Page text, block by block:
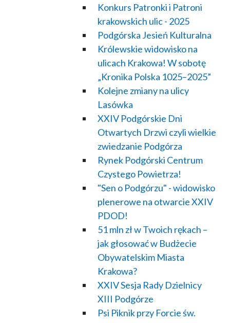
Konkurs Patronki i Patroni
krakowskich ulic - 2025
Podgórska Jesień Kulturalna
Królewskie widowisko na
ulicach Krakowa! W sobotę
„Kronika Polska 1025–2025”
Kolejne zmiany na ulicy
Lasówka
XXIV Podgórskie Dni
Otwartych Drzwi czyli wielkie
zwiedzanie Podgórza
Rynek Podgórski Centrum
Czystego Powietrza!
"Sen o Podgórzu" - widowisko
plenerowe na otwarcie XXIV
PDOD!
51 mln zł w Twoich rękach –
jak głosować w Budżecie
Obywatelskim Miasta
Krakowa?
XXIV Sesja Rady Dzielnicy
XIII Podgórze
Psi Piknik przy Forcie św.